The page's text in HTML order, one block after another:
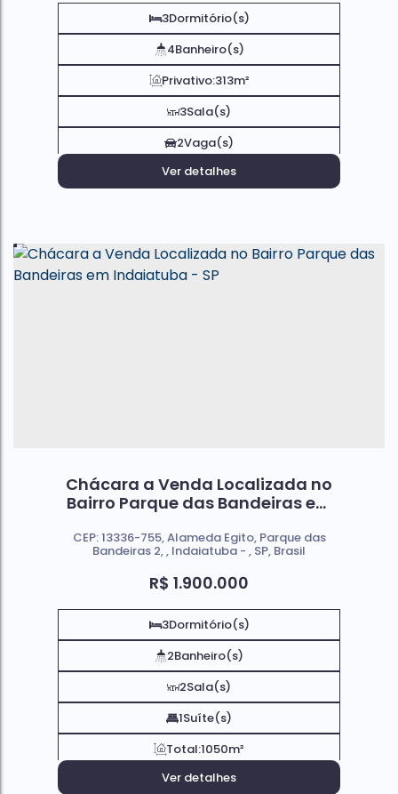
3Dormitório(s)
4Banheiro(s)
Privativo:313m²
3Sala(s)
2Vaga(s)
Ver detalhes
Chácara a Venda Localizada no
Bairro Parque das Bandeiras em
R$ 1.900.000
CEP: 13336-755,Alameda Egito, Parque das
Bandeiras 2 , Indaiatuba , SP, Brasil
3Dormitório(s)
2Banheiro(s)
2Sala(s)
1Suíte(s)
Total:1050m²
Ver detalhes